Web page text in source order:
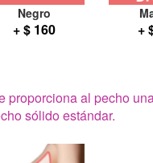
Negro
+ $ 160 +
proporciona al pecho
sólido estándar.